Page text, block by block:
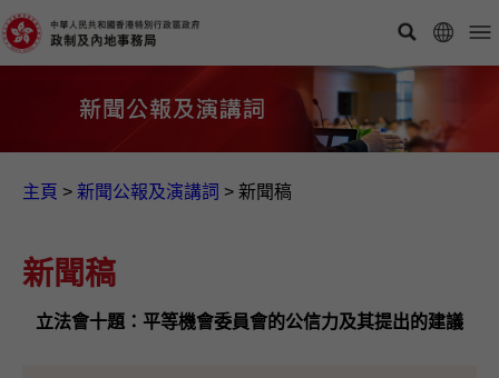
主頁 > 新聞公報及演講詞 > 新聞稿
新聞稿
立法會十題：平等機會委員會的公信力及其提出的建議